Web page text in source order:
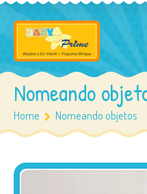
Nomeando
Home Nomeando objetos